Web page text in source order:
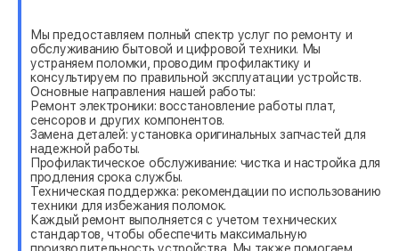
Мы предоставляем полный спектр услуг по ремонту и
обслуживанию бытовой и цифровой техники. Мы
устраняем поломки, проводим профилактику и
консультируем по правильной эксплуатации устройств.
Основные направления нашей работы:
Ремонт электроники: восстановление работы плат,
сенсоров и других компонентов.
Замена деталей: установка оригинальных запчастей для
надежной работы.
Профилактическое обслуживание: чистка и настройка для
продления срока службы.
Техническая поддержка: рекомендации по использованию
техники для избежания поломок.
Каждый ремонт выполняется с учетом технических
стандартов, чтобы обеспечить максимальную